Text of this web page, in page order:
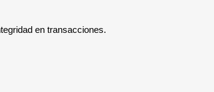
en transacciones.